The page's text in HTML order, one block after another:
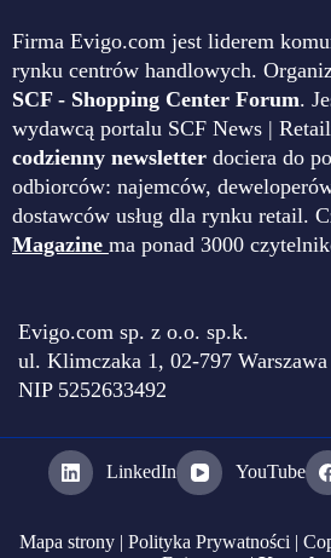
Firma Evigo.com jest liderem
rynku centrów handlowych.
SCF - Shopping Center Forum.
wydawcą portalu SCF News |
codzienny newsletter dociera do
odbiorców: najemców,
dostawców usług dla rynku retail.
Magazine ma ponad 3000
Evigo.com sp. z o.o. sp.k.
ul. Klimczaka 1, 02-797 Warszawa
NIP 5252633492
LinkedIn YouTube
Mapa strony |Polityka Prywatności |